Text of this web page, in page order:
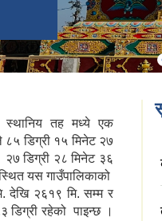
स्थानिय तह मध्ये एक
८५ डिग्री १५ मिनेट २७
डिग्री २८ मिनेट ३६
यस गाउँपालिकाको
देखि २६१९ मि. सम्म र
रहेको पाइन्छ ।